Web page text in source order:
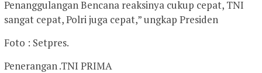
Penanggulangan Bencana reaksinya cukup cepat, TNI
sangat cepat, Polri juga cepat,” ungkap Presiden
Foto : Setpres.
Penerangan .TNI PRIMA